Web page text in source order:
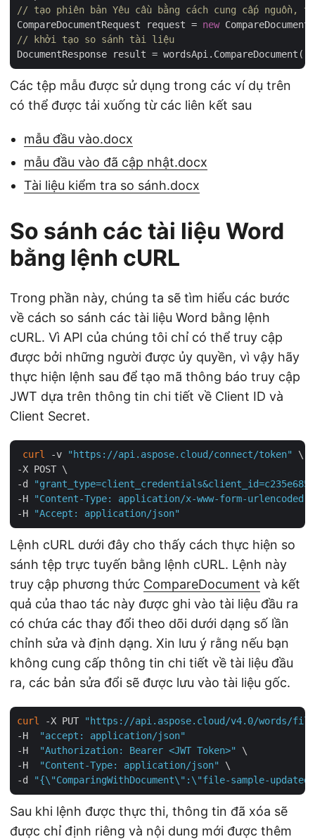
// tạo phiên bản Yêu cầu bằng cách cung cấp
CompareDocumentRequest request = new
// khởi tạo so sánh tài liệu
Các tệp mẫu được sử dụng trong các ví dụ trên
có thể được tải xuống từ các liên kết sau
mẫu đầu vào.docx
mẫu đầu vào đã cập nhật.docx
Tài liệu kiểm tra so sánh.docx
So sánh các tài liệu Word
bằng lệnh cURL
Trong phần này, chúng ta sẽ tìm hiểu các bước
về cách so sánh các tài liệu Word bằng lệnh
cURL. Vì API của chúng tôi chỉ có thể truy cập
được bởi những người được ủy quyền, vì vậy hãy
thực hiện lệnh sau để tạo mã thông báo truy cập
JWT dựa trên thông tin chi tiết về Client ID và
Client Secret.
curl -v "https://api.aspose.cloud/connect/token"
\
-X POST \
-d
"grant_type=client_credentials&client_id=c235e685-
-H
"Content-Type: application/x-www-form-urlencoded"
-H
"Accept: application/json"
Lệnh cURL dưới đây cho thấy cách thực hiện so
sánh tệp trực tuyến bằng lệnh cURL. Lệnh này
truy cập phương thức CompareDocument và kết
quả của thao tác này được ghi vào tài liệu đầu ra
có chứa các thay đổi theo dõi dưới dạng số lần
chỉnh sửa và định dạng. Xin lưu ý rằng nếu bạn
không cung cấp thông tin chi tiết về tài liệu đầu
ra, các bản sửa đổi sẽ được lưu vào tài liệu gốc.
curl -X PUT
"https://api.aspose.cloud/v4.0/words/file-
-H
"accept: application/json"
-H
"Authorization: Bearer <JWT Token>"
\
-H
"Content-Type: application/json"
\
-d
"{\"ComparingWithDocument\":\"file-sample-
Sau khi lệnh được thực thi, thông tin đã xóa sẽ
được chỉ định riêng và nội dung mới được thêm